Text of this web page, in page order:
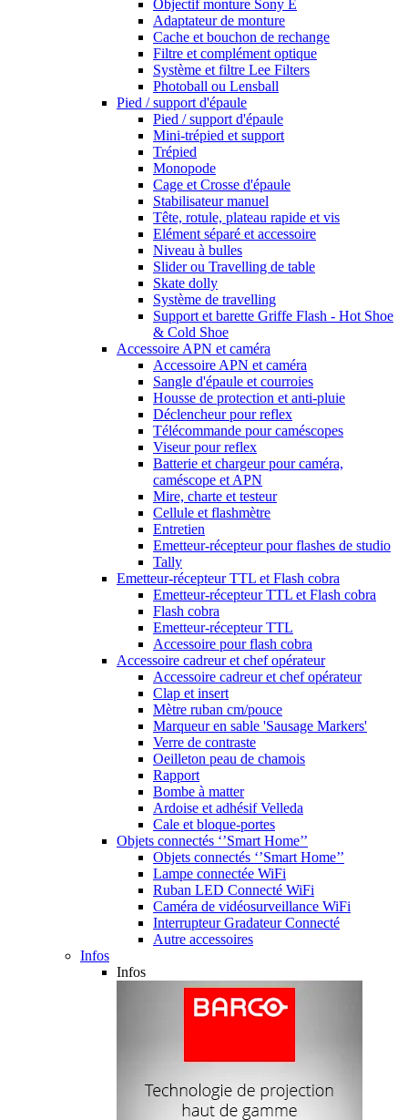
Objectif monture Sony E
Adaptateur de monture
Cache et bouchon de rechange
Filtre et complément optique
Système et filtre Lee Filters
Photoball ou Lensball
Pied / support d'épaule
Pied / support d'épaule
Mini-trépied et support
Trépied
Monopode
Cage et Crosse d'épaule
Stabilisateur manuel
Tête, rotule, plateau rapide et vis
Elément séparé et accessoire
Niveau à bulles
Slider ou Travelling de table
Skate dolly
Système de travelling
Support et barette Griffe Flash - Hot Shoe
& Cold Shoe
Accessoire APN et caméra
Accessoire APN et caméra
Sangle d'épaule et courroies
Housse de protection et anti-pluie
Déclencheur pour reflex
Télécommande pour caméscopes
Viseur pour reflex
Batterie et chargeur pour caméra,
caméscope et APN
Mire, charte et testeur
Cellule et flashmètre
Entretien
Emetteur-récepteur pour flashes de studio
Tally
Emetteur-récepteur TTL et Flash cobra
Emetteur-récepteur TTL et Flash cobra
Flash cobra
Emetteur-récepteur TTL
Accessoire pour flash cobra
Accessoire cadreur et chef opérateur
Accessoire cadreur et chef opérateur
Clap et insert
Mètre ruban cm/pouce
Marqueur en sable 'Sausage Markers'
Verre de contraste
Oeilleton peau de chamois
Rapport
Bombe à matter
Ardoise et adhésif Velleda
Cale et bloque-portes
Objets connectés ‘’Smart Home’’
Objets connectés ‘’Smart Home’’
Lampe connectée WiFi
Ruban LED Connecté WiFi
Caméra de vidéosurveillance WiFi
Interrupteur Gradateur Connecté
Autre accessoires
Infos
Infos